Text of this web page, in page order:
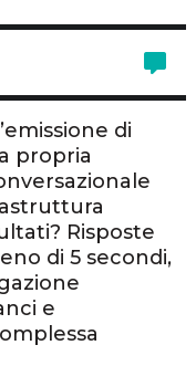
di
propria
Risposte
di 5 secondi,
e